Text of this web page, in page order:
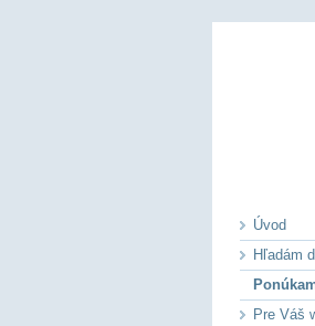
Úvod
Hľadám
Pre Váš